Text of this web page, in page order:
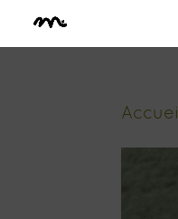
Accueil